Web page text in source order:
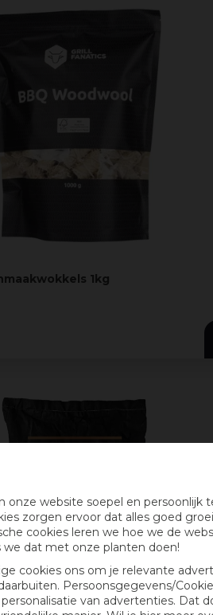
onze website soepel en persoonlijk
zorgen ervoor dat alles goed
cookies leren we hoe we de
we dat met onze planten doen!
cookies ons om je relevante
Persoonsgegevens/
van advertenties. Dat
1kg